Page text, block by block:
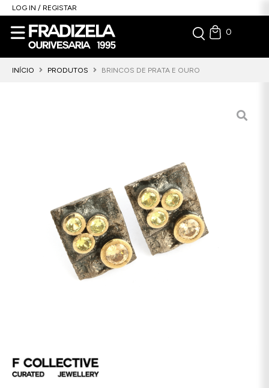
LOG IN / REGISTAR
0
INÍCIO PRODUTOS BRINCOS DE PRATA E OURO